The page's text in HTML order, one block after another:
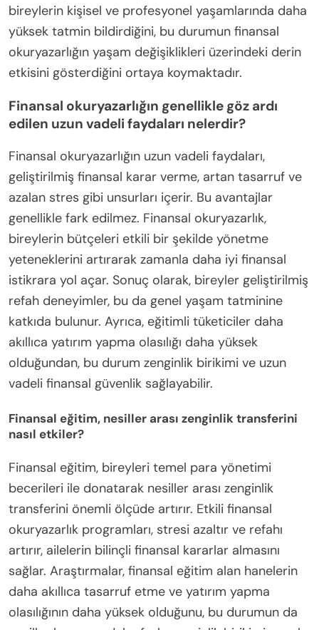
bireylerin kişisel ve profesyonel yaşamlarında daha
yüksek tatmin bildirdiğini, bu durumun finansal
okuryazarlığın yaşam değişiklikleri üzerindeki derin
etkisini gösterdiğini ortaya koymaktadır.
Finansal okuryazarlığın genellikle göz ardı
edilen uzun vadeli faydaları nelerdir?
Finansal okuryazarlığın uzun vadeli faydaları,
geliştirilmiş finansal karar verme, artan tasarruf ve
azalan stres gibi unsurları içerir. Bu avantajlar
genellikle fark edilmez. Finansal okuryazarlık,
bireylerin bütçeleri etkili bir şekilde yönetme
yeteneklerini artırarak zamanla daha iyi finansal
istikrara yol açar. Sonuç olarak, bireyler geliştirilmiş
refah deneyimler, bu da genel yaşam tatminine
katkıda bulunur. Ayrıca, eğitimli tüketiciler daha
akıllıca yatırım yapma olasılığı daha yüksek
olduğundan, bu durum zenginlik birikimi ve uzun
vadeli finansal güvenlik sağlayabilir.
Finansal eğitim, nesiller arası zenginlik transferini
nasıl etkiler?
Finansal eğitim, bireyleri temel para yönetimi
becerileri ile donatarak nesiller arası zenginlik
transferini önemli ölçüde artırır. Etkili finansal
okuryazarlık programları, stresi azaltır ve refahı
artırır, ailelerin bilinçli finansal kararlar almasını
sağlar. Araştırmalar, finansal eğitim alan hanelerin
daha akıllıca tasarruf etme ve yatırım yapma
olasılığının daha yüksek olduğunu, bu durumun da